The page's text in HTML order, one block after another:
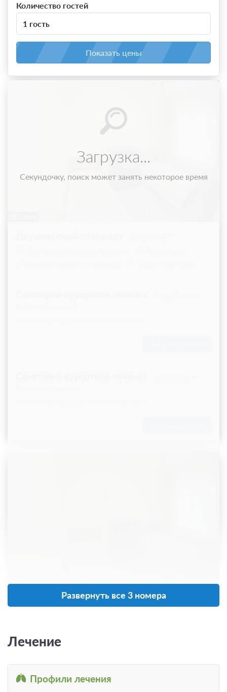
Количество гостей
1 гость
Показать цены
Место в двухместном стандартном
Две односпальных кровати
Загрузка...
Секундочку, поиск может занять некоторое время
Развернуть все 3 номера
Лечение
Профили лечения